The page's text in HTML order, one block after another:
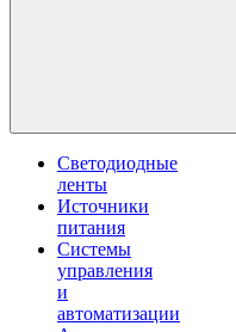
Светодиодные
ленты
Источники
питания
Системы
управления
и
автоматизации